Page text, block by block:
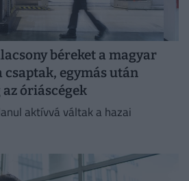
béreket a magyar
csaptak, egymás után
óriáscégek
aktívvá váltak a hazai